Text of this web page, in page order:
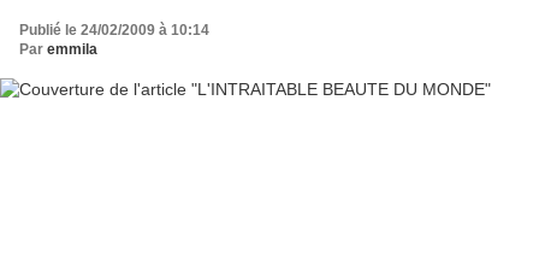
Publié le 24/02/2009 à 10:14
Par emmila